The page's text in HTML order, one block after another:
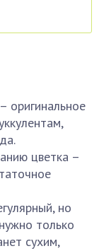
оригинальное
цветка –
но
только
сухим,